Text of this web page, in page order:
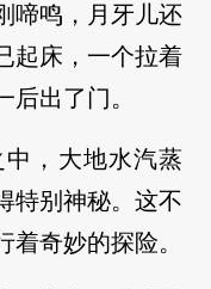
啼鸣，月牙儿还
起床，一个拉着
出了门。
，大地水汽蒸
特别神秘。这不
奇妙的探险。